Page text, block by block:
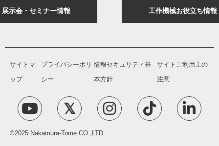
展示会・セミナー情報 工作機械お役立ち情報
サイトマ
ップ
プライバシーポリ
シー
情報セキュリティ基
本方針
サイトご利用上の
注意
©2025 Nakamura-Tome CO.,LTD.